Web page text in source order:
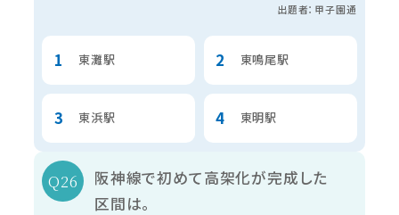
出題者：甲子園通
東灘駅 東鳴尾駅
東浜駅 東明駅
阪神線で初めて高架化が完成した
区間は。